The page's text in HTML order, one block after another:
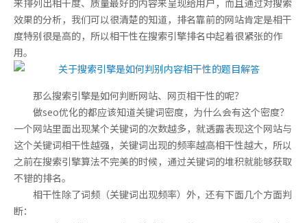
来排列出相干度、质量最好的内容来呈现给用户，而且通过对搜索
效果的分析，我们可以很清楚的知道，排名靠前的网站肯定是相干
度特别很是高的，所以相干性在搜索引擎排名中起着很紧张的作
用。
那么搜索引擎是如何判断网站、网页相干性的呢？
做seo优化的都应该知道关键词密度，为什么会有这个密度？
一个网站里面出现某个关键词的次数越多，就透露表现这个网站与
这个关键词相干性越强，关键词出现的频率越高相干性越大，所以
之前在搜索引擎算法不完美的时候，通过关键词的堆积就能够获取
不错的排名。
相干性除了词频（关键词出现频率）外，还有下面几个方面判
断：